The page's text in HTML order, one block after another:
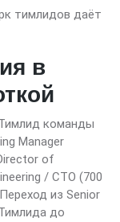
тимлидов даёт
в
команды
Manager
of
/ CTO (700
из Senior
до